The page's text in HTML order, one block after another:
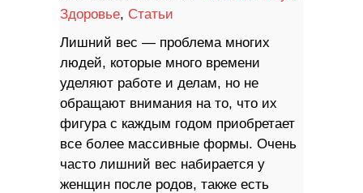
Здоровье, Статьи
Лишний вес — проблема многих
людей, которые много времени
уделяют работе и делам, но не
обращают внимания на то, что их
фигура с каждым годом приобретает
все более массивные формы. Очень
часто лишний вес набирается у
женщин после родов, также есть